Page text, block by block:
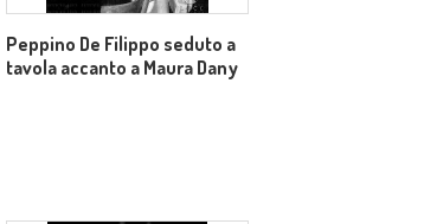
Peppino De Filippo seduto a
tavola accanto a Maura Dany